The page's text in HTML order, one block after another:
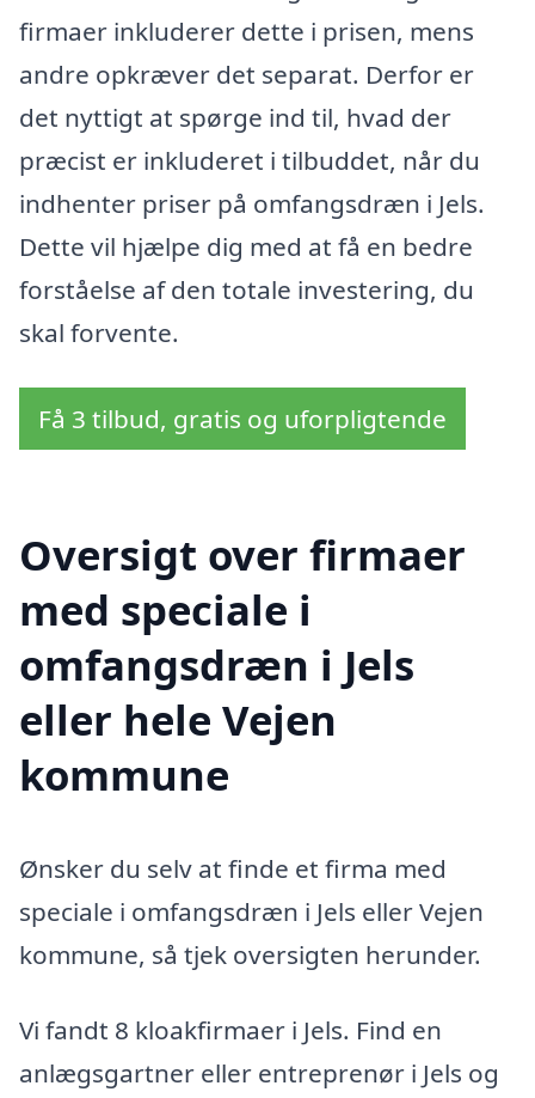
firmaer inkluderer dette i prisen, mens
andre opkræver det separat. Derfor er
det nyttigt at spørge ind til, hvad der
præcist er inkluderet i tilbuddet, når du
indhenter priser på omfangsdræn i Jels.
Dette vil hjælpe dig med at få en bedre
forståelse af den totale investering, du
skal forvente.
Få 3 tilbud, gratis og uforpligtende
Oversigt over firmaer
med speciale i
omfangsdræn i Jels
eller hele Vejen
kommune
Ønsker du selv at finde et firma med
speciale i omfangsdræn i Jels eller Vejen
kommune, så tjek oversigten herunder.
Vi fandt 8 kloakfirmaer i Jels. Find en
anlægsgartner eller entreprenør i Jels og